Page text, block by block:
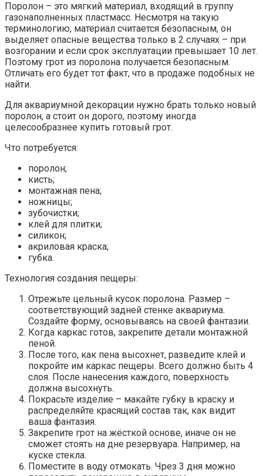
Поролон – это мягкий материал, входящий в группу
газонаполненных пластмасс. Несмотря на такую
терминологию, материал считается безопасным, он
выделяет опасные вещества только в 2 случаях – при
возгорании и если срок эксплуатации превышает 10 лет.
Поэтому грот из поролона получается безопасным.
Отличать его будет тот факт, что в продаже подобных не
найти.
Для аквариумной декорации нужно брать только новый
поролон, а стоит он дорого, поэтому иногда
целесообразнее купить готовый грот.
Что потребуется:
поролон;
кисть;
монтажная пена;
ножницы;
зубочистки;
клей для плитки;
силикон;
акриловая краска;
губка.
Технология создания пещеры:
Отрежьте цельный кусок поролона. Размер –
соответствующий задней стенке аквариума.
Создайте форму, основываясь на своей фантазии.
Когда каркас готов, закрепите детали монтажной
пеной.
После того, как пена высохнет, разведите клей и
покройте им каркас пещеры. Всего должно быть 4
слоя. После нанесения каждого, поверхность
должна высохнуть.
Покрасьте изделие – макайте губку в краску и
распределяйте красящий состав так, как видит
ваша фантазия.
Закрепите грот на жёсткой основе, иначе он не
сможет стоять на дне резервуара. Например, на
куске стекла.
Поместите в воду отмокать. Чрез 3 дня можно